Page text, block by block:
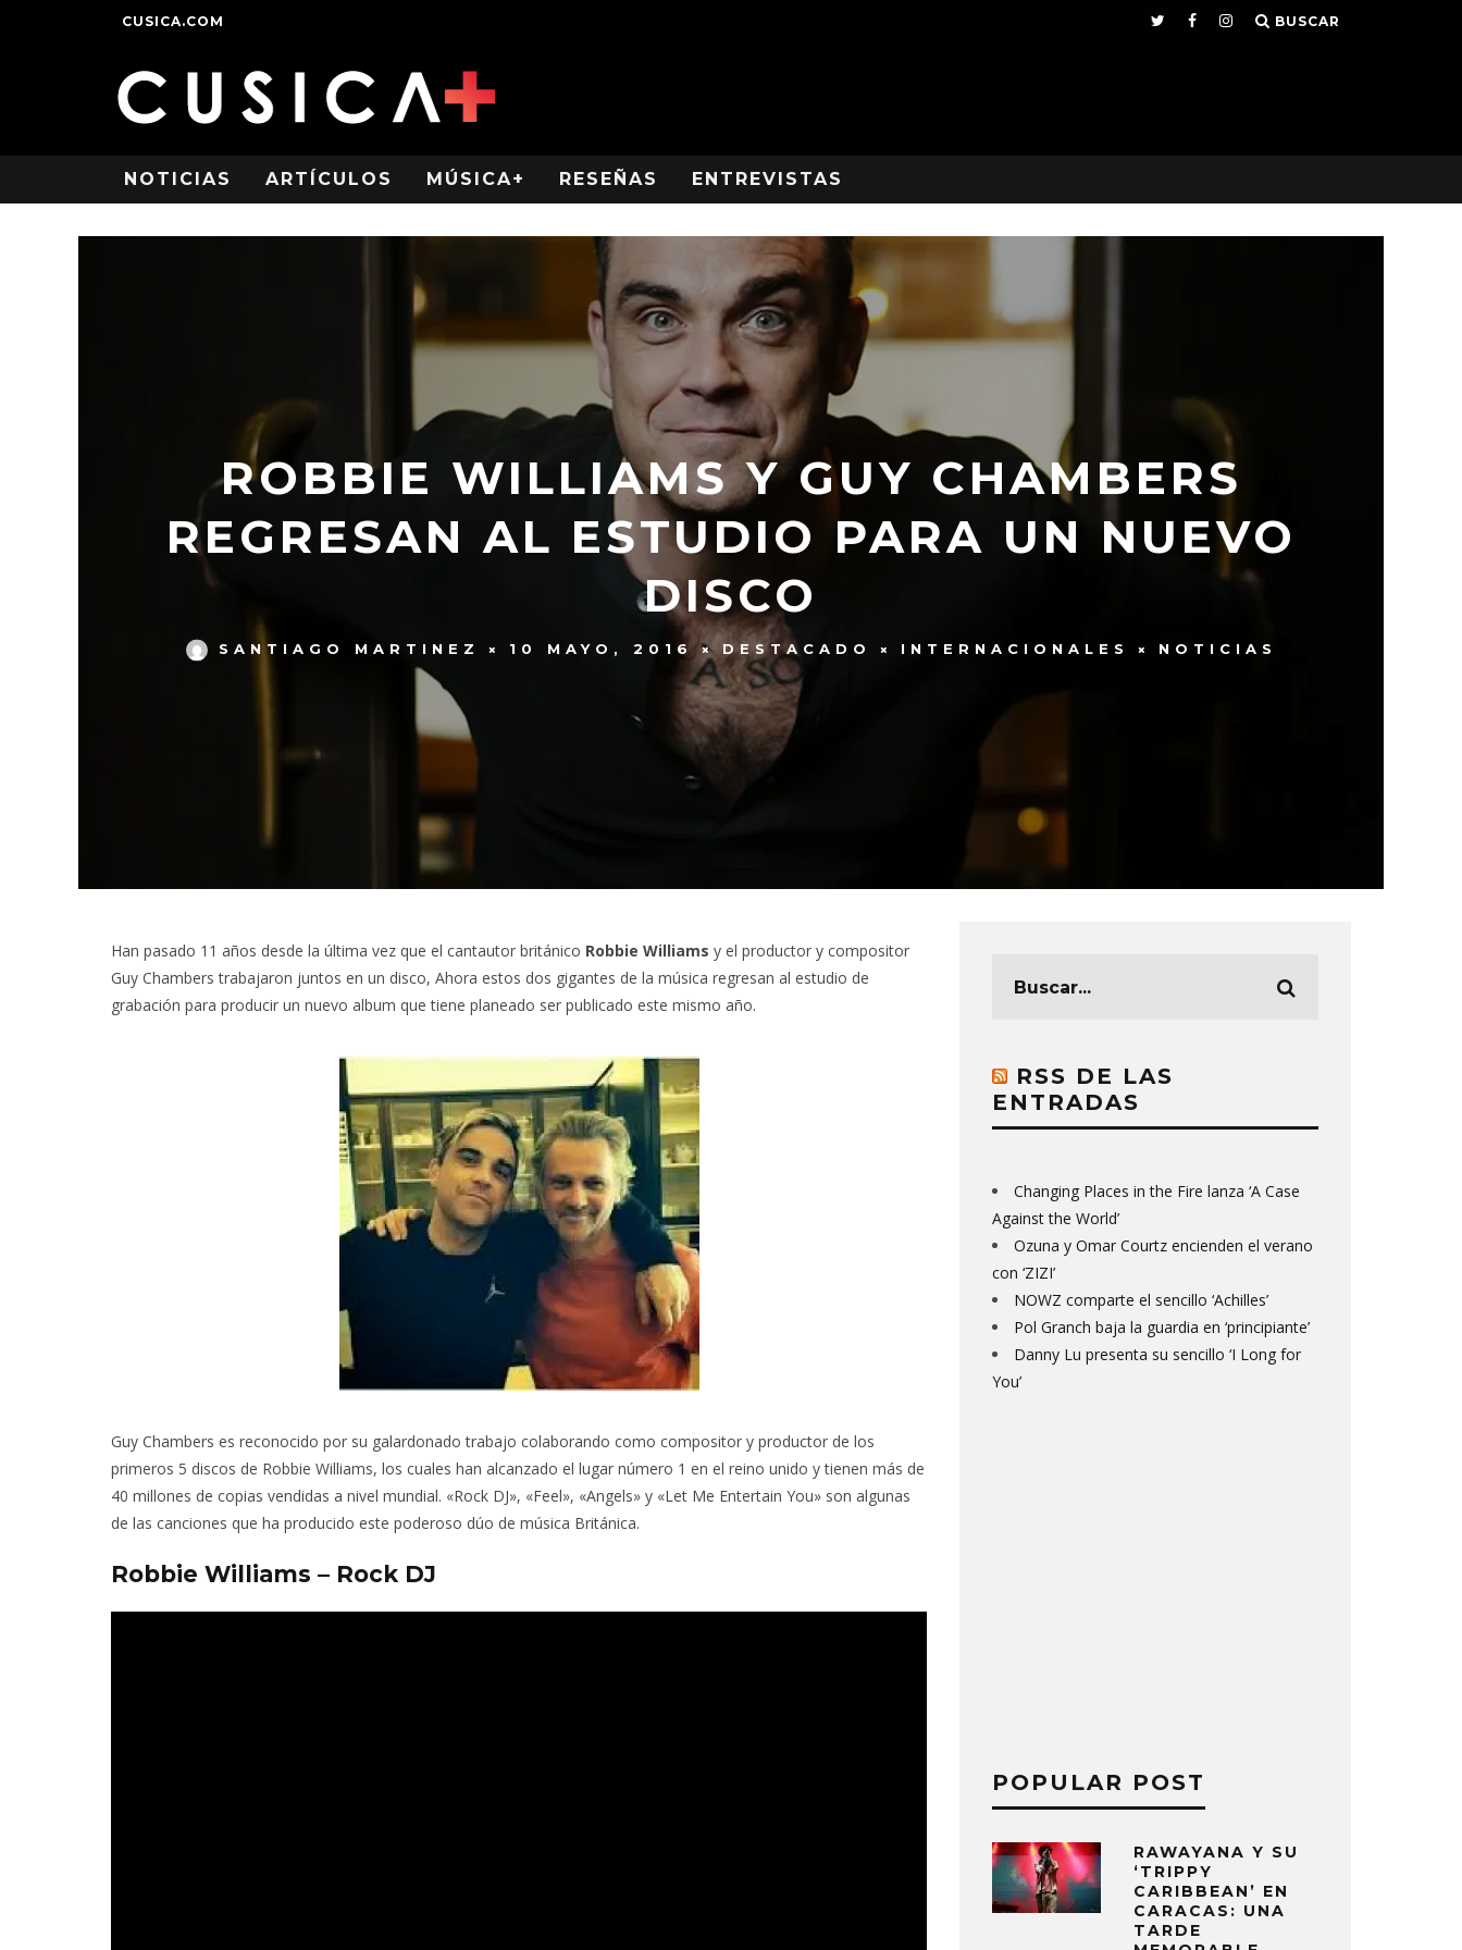
CUSICA.COM BUSCAR
NOTICIAS ARTÍCULOS MÚSICA+ RESEÑAS ENTREVISTAS
ROBBIE WILLIAMS Y GUY CHAMBERS
REGRESAN AL ESTUDIO PARA UN NUEVO
DISCO
SANTIAGO MARTINEZ 10 MAYO, 2016 DESTACADO INTERNACIONALES NOTICIAS
Han pasado 11 años desde la última vez que el cantautor británico Robbie Williams y el productor y compositor
Guy Chambers trabajaron juntos en un disco, Ahora estos dos gigantes de la música regresan al estudio de
grabación para producir un nuevo album que tiene planeado ser publicado este mismo año.
Guy Chambers es reconocido por su galardonado trabajo colaborando como compositor y productor de los
primeros 5 discos de Robbie Williams, los cuales han alcanzado el lugar número 1 en el reino unido y tienen más de
40 millones de copias vendidas a nivel mundial. «Rock DJ», «Feel», «Angels» y «Let Me Entertain You» son algunas
de las canciones que ha producido este poderoso dúo de música Británica.
Robbie Williams – Rock DJ
RSS DE LAS
ENTRADAS
Changing Places in the Fire lanza ‘A Case
Against the World’
Ozuna y Omar Courtz encienden el verano
con ‘ZIZI’
NOWZ comparte el sencillo ‘Achilles’
Pol Granch baja la guardia en ‘principiante’
Danny Lu presenta su sencillo ‘I Long for
You’
POPULAR POST
RAWAYANA Y SU
‘TRIPPY
CARIBBEAN’ EN
CARACAS: UNA
TARDE